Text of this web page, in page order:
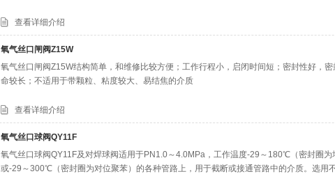
查看详细介绍
氧气丝口闸阀Z15W
氧气丝口闸阀Z15W结构简单，和维修比较方便；工作行程小，启闭时间短；密封性好，
命较长；不适用于带颗粒、粘度较大、易结焦的介质
查看详细介绍
氧气丝口球阀QY11F
氧气丝口球阀QY11F及对焊球阀适用于PN1.0～4.0MPa，工作温度-29～180℃（密封圈为
或-29～300℃（密封圈为对位聚苯）的各种管路上，用于截断或接通管路中的介质。选用